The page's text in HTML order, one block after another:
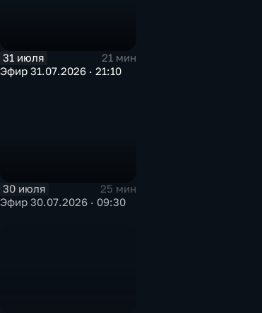
31 июля
21 мин
Эфир 31.07.2026 · 21:10
30 июля
25 мин
Эфир 30.07.2026 · 09:30